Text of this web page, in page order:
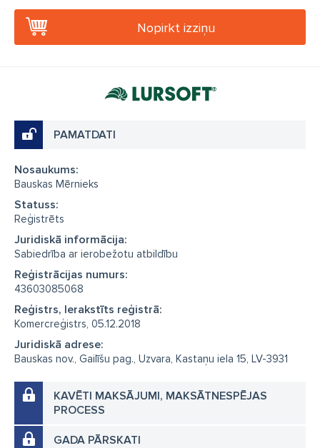
Nopirkt izziņu
PAMATDATI
Nosaukums:
Bauskas Mērnieks
Statuss:
Reģistrēts
Juridiskā informācija:
Sabiedrība ar ierobežotu atbildību
Reģistrācijas numurs:
43603085068
Reģistrs, Ierakstīts reģistrā:
Komercreģistrs, 05.12.2018
Juridiskā adrese:
Bauskas nov., Gailīšu pag., Uzvara, Kastaņu iela 15, LV-3931
KAVĒTI MAKSĀJUMI, MAKSĀTNESPĒJAS
PROCESS
GADA PĀRSKATI